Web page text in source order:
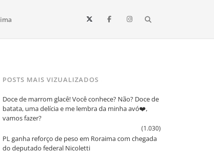
todo o estado de Roraima. Fique sempre informado
POSTS MAIS VIZUALIZADOS
Doce de marrom glacê! Você conhece? Não? Doce de
batata, uma delícia e me lembra da minha avó❤️,
vamos fazer?
(1.030)
PL ganha reforço de peso em Roraima com chegada
do deputado federal Nicoletti